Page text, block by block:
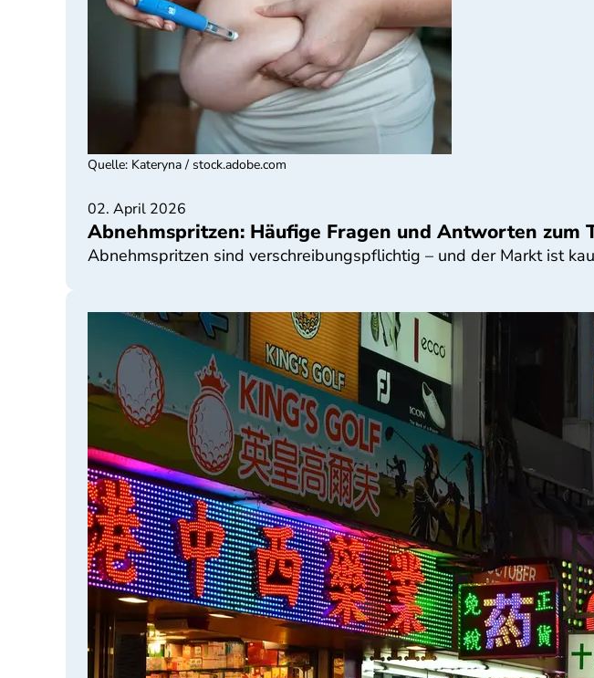
02. April 2026
Abnehmspritzen: Häufige Fragen und Antworten zum
Abnehmspritzen sind verschreibungspflichtig – und der Markt ist
Quelle: Kateryna / stock.adobe.com